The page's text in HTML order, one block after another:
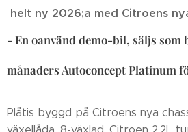
helt ny 2026;a med Citroens
- En oanvänd demo-bil, säljs som
månaders Autoconcept Platinum
Plåtis byggd på Citroens nya